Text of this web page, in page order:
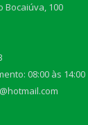
Bocaiúva, 100
08:00 às 14:00